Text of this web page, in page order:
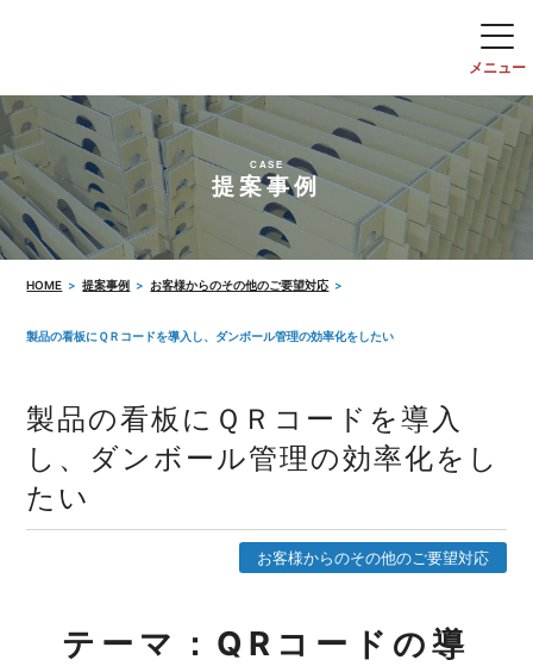
CASE
提案事例
HOME 提案事例 お客様からのその他のご要望対応
製品の看板にＱＲコードを導入し、ダンボール管理の効率化をしたい
製品の看板にＱＲコードを導入
し、ダンボール管理の効率化をし
たい
お客様からのその他のご要望対応
テーマ：QRコードの導